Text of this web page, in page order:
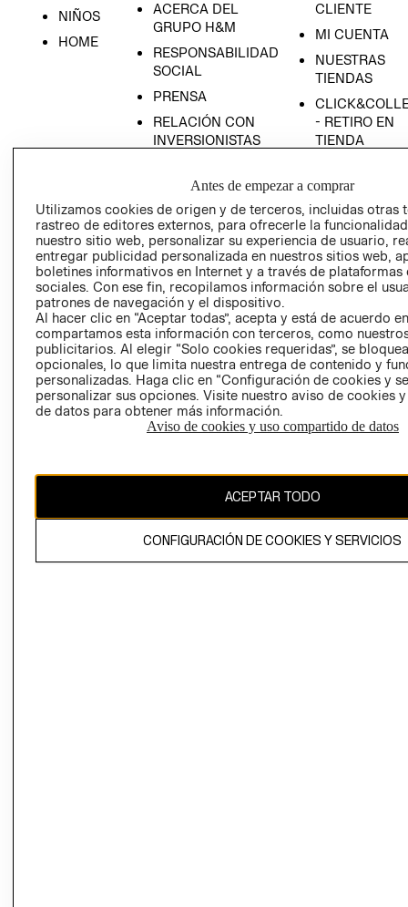
NIÑOS
HOME
ACERCA DEL
GRUPO H&M
RESPONSABILIDAD
SOCIAL
PRENSA
RELACIÓN CON
INVERSIONISTAS
EMPRESARIAL
CLIENTE
MI CUENTA
NUESTRAS
TIENDAS
- RETIRO EN
TIENDA
CONDICIONES
AVISO DE
PRIVACIDAD
GIFT CARD
AVISO DE
COOKIES
El contenido de esta página web está protegido por copyright y es
Antes de empezar a comprar
Utilizamos cookies de origen y de terceros, incluidas otras
rastreo de editores externos, para ofrecerle la
nuestro sitio web, personalizar su experiencia de usuario,
entregar publicidad personalizada en nuestros sitios web,
boletines informativos en Internet y a través de plataformas
sociales. Con ese fin, recopilamos información sobre el
patrones de navegación y el dispositivo.
Al hacer clic en “Aceptar todas”, acepta y está de acuerdo
compartamos esta información con terceros, como
publicitarios. Al elegir “Solo cookies requeridas”, se
opcionales, lo que limita nuestra entrega de contenido y
personalizadas. Haga clic en “Configuración de cookies y
personalizar sus opciones. Visite nuestro aviso de cookies
de datos para obtener más información.
Aviso de cookies y uso compartido de datos
ACEPTAR TODO
CONFIGURACIÓN DE COOKIES Y SERVICIOS